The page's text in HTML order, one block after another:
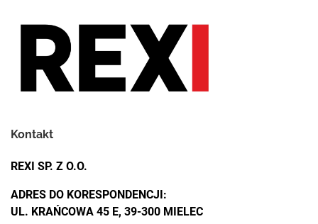
Kontakt
REXI SP. Z O.O.
ADRES DO KORESPONDENCJI:
UL. KRAŃCOWA 45 E, 39-300 MIELEC